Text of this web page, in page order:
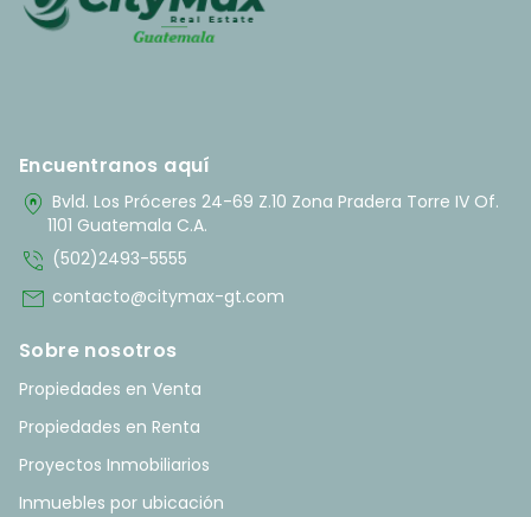
Encuentranos aquí
home_pin Bvld. Los Próceres 24-69 Z.10 Zona Pradera Torre IV Of.
1101 Guatemala C.A.
phone_in_talk (502)2493-5555
mail contacto@citymax-gt.com
Sobre nosotros
Propiedades en Venta
Propiedades en Renta
Proyectos Inmobiliarios
Inmuebles por ubicación